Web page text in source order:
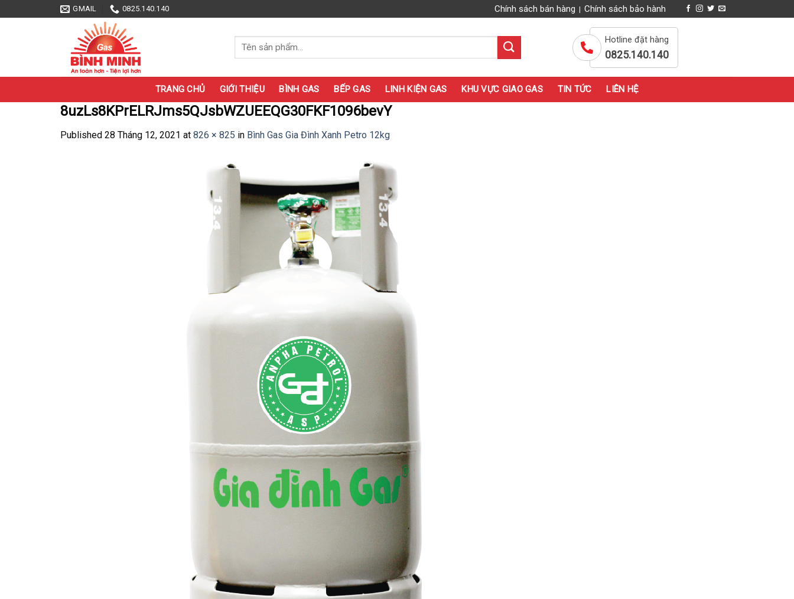
to
GMAIL 0825.140.140 Chính sách bán hàng Chính sách bảo hành
Tìm
kiếm:
Hotline đặt hàng
0825.140.140
TRANG CHỦ GIỚI THIỆU BÌNH GAS BẾP GAS LINH KIỆN GAS KHU VỰC GIAO GAS TIN TỨC LIÊN HỆ
8uzLs8KPrELRJms5QJsbWZUEEQG30FKF1096bevY
Published 28 Tháng 12, 2021 at 826 × 825 in Bình Gas Gia Đình Xanh Petro 12kg